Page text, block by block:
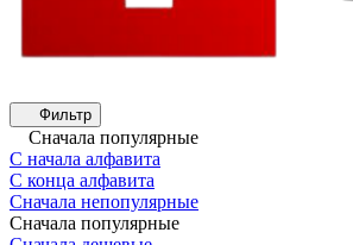
Фильтр
Сначала популярные
С начала алфавита
С конца алфавита
Сначала непопулярные
Сначала популярные